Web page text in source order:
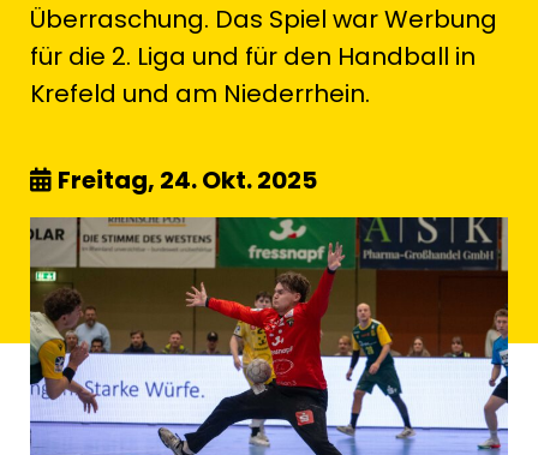
Überraschung. Das Spiel war Werbung
für die 2. Liga und für den Handball in
Krefeld und am Niederrhein.
Freitag, 24. Okt. 2025